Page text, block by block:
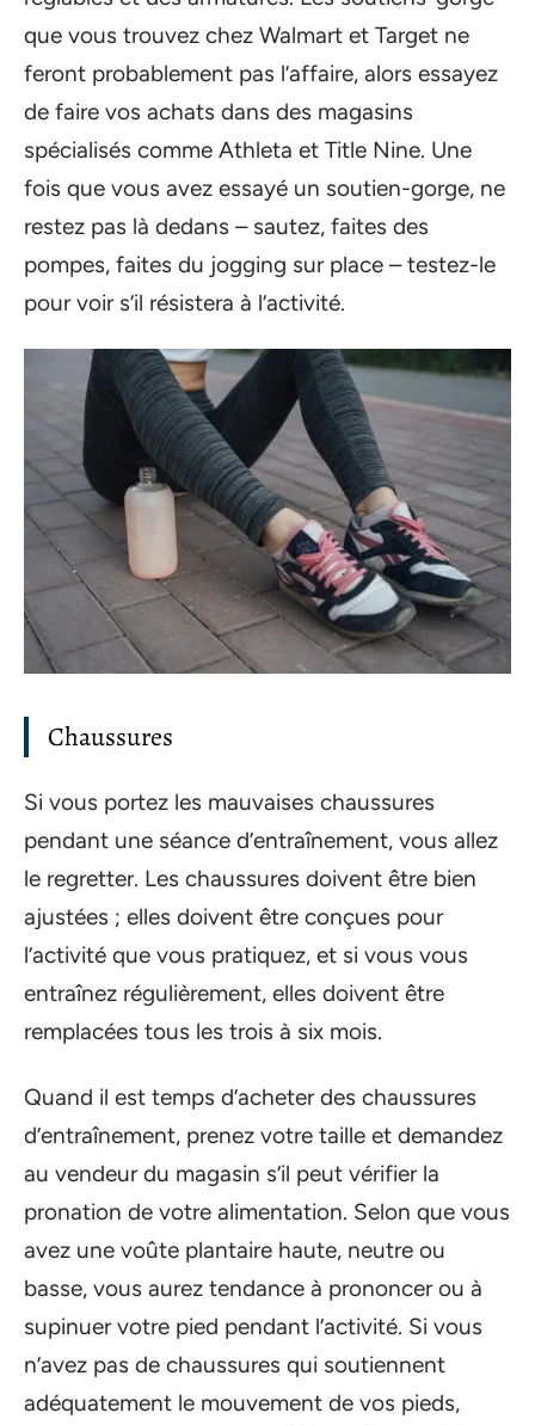
que vous trouvez chez Walmart et Target ne
feront probablement pas l’affaire, alors essayez
de faire vos achats dans des magasins
spécialisés comme Athleta et Title Nine. Une
fois que vous avez essayé un soutien-gorge, ne
restez pas là dedans – sautez, faites des
pompes, faites du jogging sur place – testez-le
pour voir s’il résistera à l’activité.
Chaussures
Si vous portez les mauvaises chaussures
pendant une séance d’entraînement, vous allez
le regretter. Les chaussures doivent être bien
ajustées ; elles doivent être conçues pour
l’activité que vous pratiquez, et si vous vous
entraînez régulièrement, elles doivent être
remplacées tous les trois à six mois.
Quand il est temps d’acheter des chaussures
d’entraînement, prenez votre taille et demandez
au vendeur du magasin s’il peut vérifier la
pronation de votre alimentation. Selon que vous
avez une voûte plantaire haute, neutre ou
basse, vous aurez tendance à prononcer ou à
supinuer votre pied pendant l’activité. Si vous
n’avez pas de chaussures qui soutiennent
adéquatement le mouvement de vos pieds,